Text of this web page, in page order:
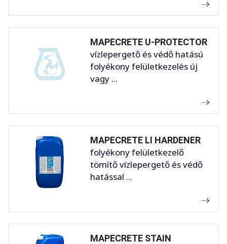
MAPECRETE U-PROTECTOR
vízlepergető és védő hatású
folyékony felületkezelés új
vagy ...
MAPECRETE LI HARDENER
folyékony felületkezelő
tömítő vízlepergető és védő
hatással ...
MAPECRETE STAIN